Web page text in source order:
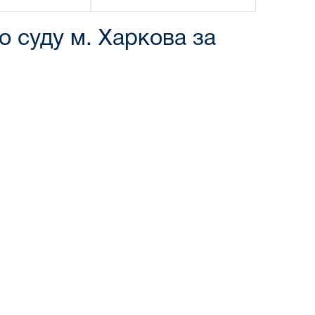
суду м. Харкова за